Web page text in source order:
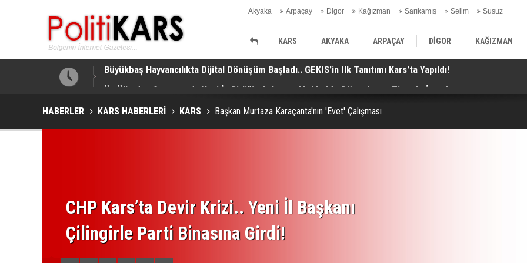
Akyaka Arpaçay Digor Kağızman Sarıkamış Selim Susuz
Kars Gündem
KARS AKYAKA ARPAÇAY DİGOR KAĞIZMAN
SELİM SUSUZ KARS GÜNDEM
Üç Ülkeden Savunmada Yeni İş Birliği.. Anlaşma Mekke'de Düzenlenen Zirvede İmzalandı!
HABERLER KARS HABERLERİ KARS Başkan Murtaza Karaçanta'nın 'Evet' Çalışması
CHP Kars’ta Devir Krizi.. Yeni İl Başkanı
Çilingirle Parti Binasına Girdi!